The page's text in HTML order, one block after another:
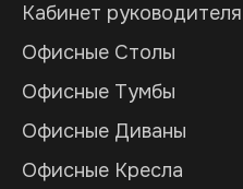
Кабинет руководителя
Офисные Столы
Офисные Тумбы
Офисные Диваны
Офисные Кресла